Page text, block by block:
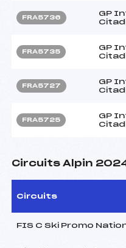
FRA5736
GP
FRA5735
GP
FRA5727
GP
FRA5725
GP
Circuits Alpin
Circuits
FIS C Ski Promo